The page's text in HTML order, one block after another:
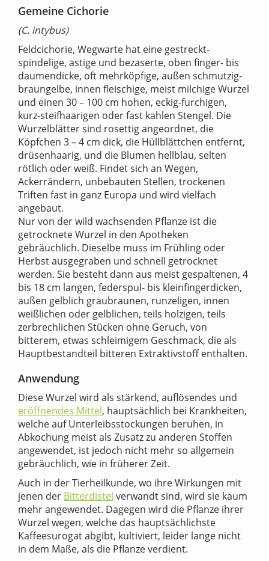
Gemeine Cichorie
(C. intybus)
Feldcichorie, Wegwarte hat eine gestreckt-
spindelige, astige und bezaserte, oben finger- bis
daumendicke, oft mehrköpfige, außen schmutzig-
braungelbe, innen fleischige, meist milchige Wurzel
und einen 30 – 100 cm hohen, eckig-furchigen,
kurz-steifhaarigen oder fast kahlen Stengel. Die
Wurzelblätter sind rosettig angeordnet, die
Köpfchen 3 – 4 cm dick, die Hüllblättchen entfernt,
drüsenhaarig, und die Blumen hellblau, selten
rötlich oder weiß. Findet sich an Wegen,
Ackerrändern, unbebauten Stellen, trockenen
Triften fast in ganz Europa und wird vielfach
angebaut.
Nur von der wild wachsenden Pflanze ist die
getrocknete Wurzel in den Apotheken
gebräuchlich. Dieselbe muss im Frühling oder
Herbst ausgegraben und schnell getrocknet
werden. Sie besteht dann aus meist gespaltenen, 4
bis 18 cm langen, federspul- bis kleinfingerdicken,
außen gelblich graubraunen, runzeligen, innen
weißlichen oder gelblichen, teils holzigen, teils
zerbrechlichen Stücken ohne Geruch, von
bitterem, etwas schleimigem Geschmack, die als
Hauptbestandteil bitteren Extraktivstoff enthalten.
Anwendung
Diese Wurzel wird als stärkend, auflösendes und
eröffnendes Mittel, hauptsächlich bei Krankheiten,
welche auf Unterleibsstockungen beruhen, in
Abkochung meist als Zusatz zu anderen Stoffen
angewendet, ist jedoch nicht mehr so allgemein
gebräuchlich, wie in früherer Zeit.
Auch in der Tierheilkunde, wo ihre Wirkungen mit
jenen der Bitterdistel verwandt sind, wird sie kaum
mehr angewendet. Dagegen wird die Pflanze ihrer
Wurzel wegen, welche das hauptsächlichste
Kaffeesurogat abgibt, kultiviert, leider lange nicht
in dem Maße, als die Pflanze verdient.